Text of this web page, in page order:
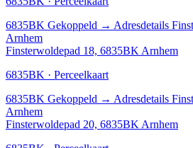
6835BK Gekoppeld → Adresdetails
Arnhem
Finsterwoldepad 18, 6835BK Arnhem
6835BK · Perceelkaart
6835BK Gekoppeld → Adresdetails
Arnhem
Finsterwoldepad 20, 6835BK Arnhem